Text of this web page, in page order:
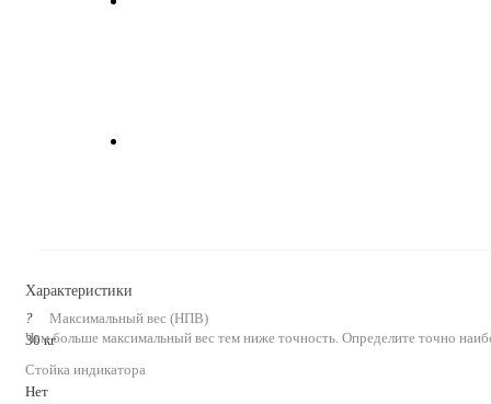
Характеристики
?
Чем больше максимальный вес тем ниже точность. Определите точно
Максимальный вес (НПВ)
30 кг
Стойка индикатора
Нет